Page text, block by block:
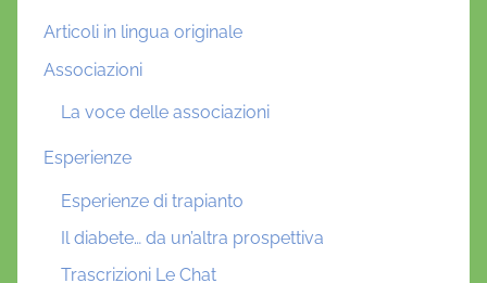
Articoli in lingua originale
Associazioni
La voce delle associazioni
Esperienze
Esperienze di trapianto
Il diabete… da un’altra prospettiva
Trascrizioni Le Chat